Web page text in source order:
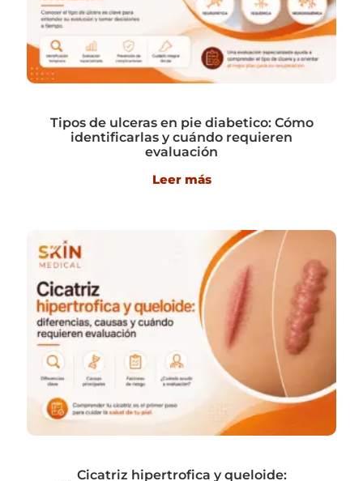
Tipos de ulceras en pie diabetico: Cómo
identificarlas y cuándo requieren
evaluación
Leer más
Cicatriz hipertrofica y queloide: